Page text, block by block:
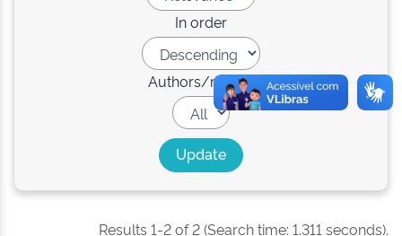
In order
Authors/record
Results 1-2 of 2 (Search time: 1.311 seconds).